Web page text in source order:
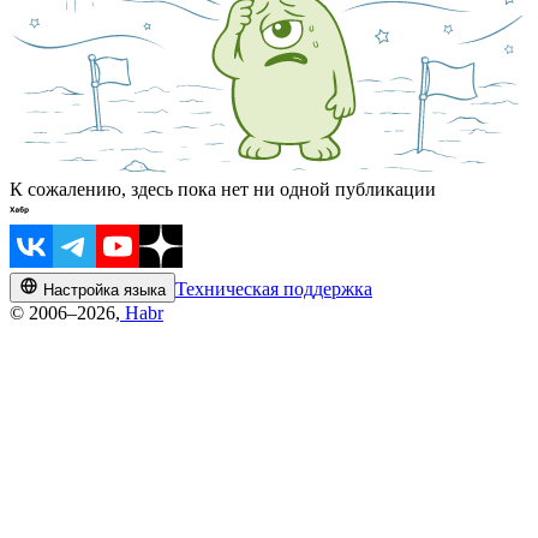
К сожалению, здесь пока нет ни одной публикации
Настройка языка Техническая поддержка
© 2006–2026, Habr